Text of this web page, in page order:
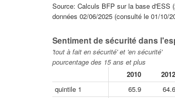
Source: Calculs BFP sur la base d'ESS
données 02/06/2025 (consulté le 01/10/
Sentiment de sécurité dans
'tout à fait en sécurité' et 'en sécurité'
pourcentage des 15 ans et plus
2010
2012
quintile 1
65.9 64.6